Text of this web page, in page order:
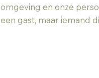
omgeving en onze
een gast, maar iemand